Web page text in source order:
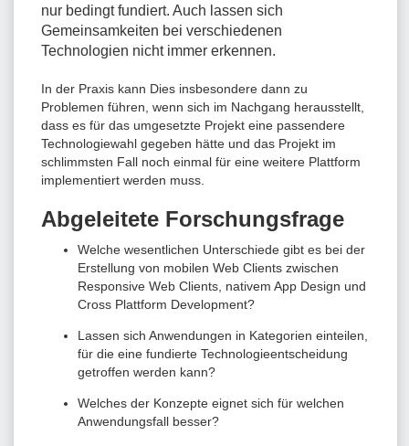
nur bedingt fundiert. Auch lassen sich
Gemeinsamkeiten bei verschiedenen
Technologien nicht immer erkennen.
In der Praxis kann Dies insbesondere dann zu
Problemen führen, wenn sich im Nachgang herausstellt,
dass es für das umgesetzte Projekt eine passendere
Technologiewahl gegeben hätte und das Projekt im
schlimmsten Fall noch einmal für eine weitere Plattform
implementiert werden muss.
Abgeleitete Forschungsfrage
Welche wesentlichen Unterschiede gibt es bei der
Erstellung von mobilen Web Clients zwischen
Responsive Web Clients, nativem App Design und
Cross Plattform Development?
Lassen sich Anwendungen in Kategorien einteilen,
für die eine fundierte Technologieentscheidung
getroffen werden kann?
Welches der Konzepte eignet sich für welchen
Anwendungsfall besser?